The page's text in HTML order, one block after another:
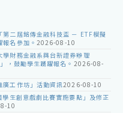
二屆銘傳金融科技盃 － ETF模擬
名參加。 2026-08-10
財務金融系與台新證券辦理
，鼓勵學生踴躍報名。 2026-08-
廣工作坊」活動資訊2026-08-10
生創意戲劇比賽實施要點」及修正
10